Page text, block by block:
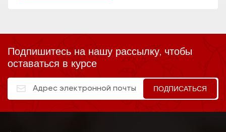
Подпишитесь на нашу рассылку, чтобы
оставаться в курсе